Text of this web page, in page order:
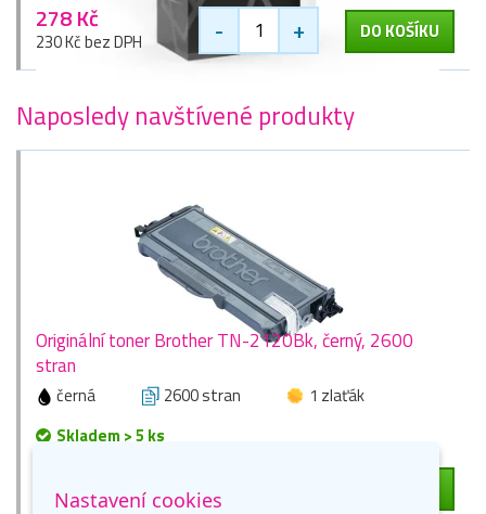
278 Kč
230 Kč bez DPH - + DO KOŠÍKU
Naposledy navštívené produkty
Originální toner Brother TN-2120Bk, černý, 2600
stran
černá 2600 stran
1 zlaťák
Skladem > 5 ks
1 502 Kč bez DPH -
Nastavení cookies